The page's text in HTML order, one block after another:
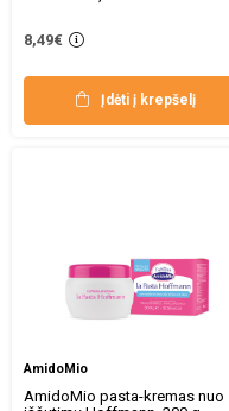
8,49€
Įdėti į krepšelį
AmidoMio
AmidoMio pasta-kremas nuo